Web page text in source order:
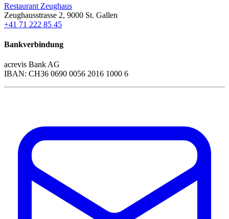
Restaurant Zeughaus
Zeughausstrasse 2, 9000 St. Gallen
+41 71 222 85 45
Bankverbindung
acrevis Bank AG
IBAN: CH36 0690 0056 2016 1000 6